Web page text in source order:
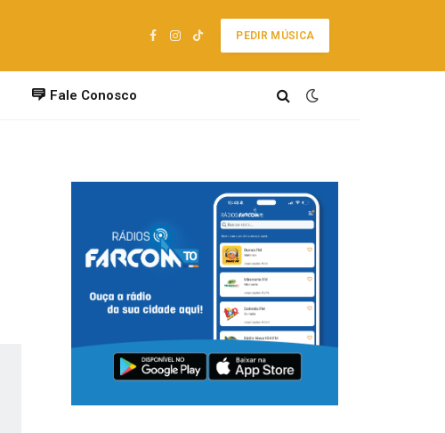
Facebook
Instagram
TikTok
PEDIR MÚSICA
Fale Conosco